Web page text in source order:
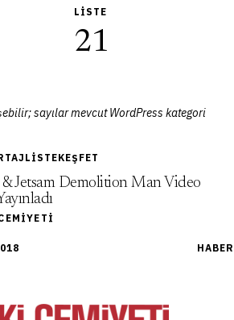
LISTE
21
sayılar mevcut WordPress kategori
LISTEKEŞFET
& Jetsam Demolition Man Video
HABER